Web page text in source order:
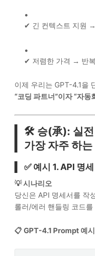
✔ 긴 컨텍스트 지원
✔ 저렴한 가격 → 반
이제 우리는 GPT-4.1을
“코딩 파트너”이자 “자동
🛠 승(承): 실전
가장 자주 하
✅ 예시 1. API 명
💡 시나리오
당신은 API 명세서를 작
롤러/에러 핸들링 코드
📋 GPT-4.1 Prompt 예시